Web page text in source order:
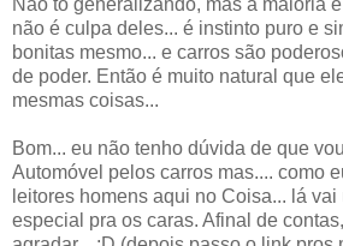
não é culpa deles... é instinto puro e
bonitas mesmo... e carros são
de poder. Então é muito natural que
mesmas coisas...
Bom... eu não tenho dúvida de que
Automóvel pelos carros mas.... como
leitores homens aqui no Coisa... lá
especial pra os caras. Afinal de